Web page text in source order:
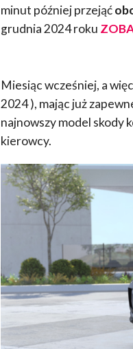
minut później przejąć
grudnia 2024 roku
Miesiąc wcześniej, a
2024 ), mając już
najnowszy model skody
kierowcy.